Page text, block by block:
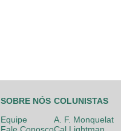
SOBRE NÓS
Equipe
COLUNISTAS
A. F. Monquelat